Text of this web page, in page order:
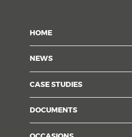
HOME
NEWS
CASE STUDIES
DOCUMENTS